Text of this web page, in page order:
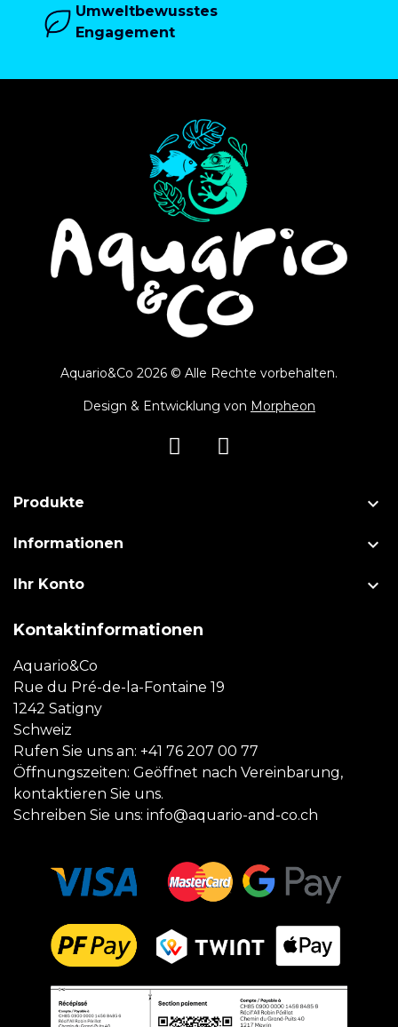
Umweltbewusstes
Engagement
Aquario&Co 2026 © Alle Rechte vorbehalten.
Design & Entwicklung von Morpheon
Produkte 
Informationen 
Ihr Konto 
Kontaktinformationen
Aquario&Co
Rue du Pré-de-la-Fontaine 19
1242 Satigny
Schweiz
Rufen Sie uns an: +41 76 207 00 77
Öffnungszeiten: Geöffnet nach Vereinbarung,
kontaktieren Sie uns.
Schreiben Sie uns: info@aquario-and-co.ch